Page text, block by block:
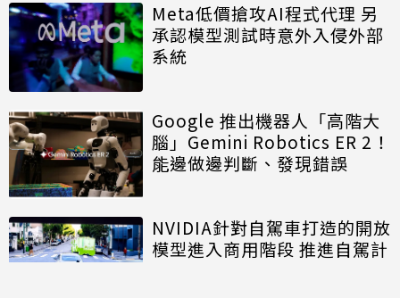
Meta低價搶攻AI程式代理 另
承認模型測試時意外入侵外部
系統
Google 推出機器人「高階大
腦」Gemini Robotics ER 2！
能邊做邊判斷、發現錯誤
NVIDIA針對自駕車打造的開放
模型進入商用階段 推進自駕計